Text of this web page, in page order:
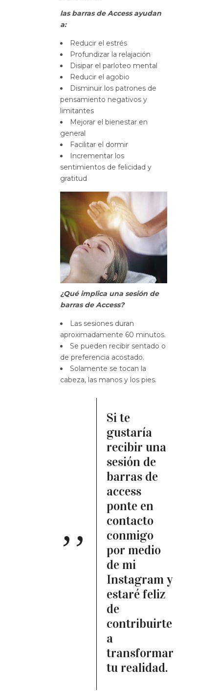
las barras de Accessayudan
a:
Reducir el estrés
Profundizar la relajación
Disipar el parloteo mental
Reducir el agobio
Disminuir los patrones de
pensamiento negativos y
limitantes
Mejorar el bienestar en
general
Facilitar el dormir
Incrementar los
sentimientos de felicidad y
gratitud
¿Qué implica una sesión de
barras de Access?
Las sesiones duran
aproximadamente 60 minutos.
Se pueden recibir sentado o
de preferencia acostado.
Solamente se tocan la
cabeza, las manos y los pies.
Si te
gustaría
recibir una
sesión de
barras de
access
ponte en
contacto
conmigo
por medio
de mi
Instagram y
estaré feliz
de
contribuirte
a
transformar
tu realidad.